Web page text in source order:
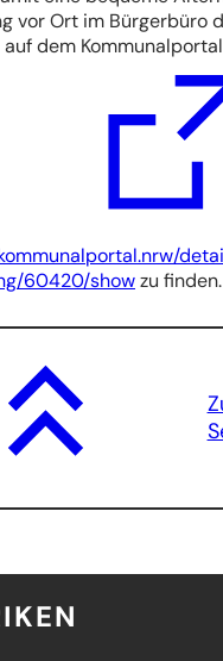
vor Ort im Bürgerbüro
dem
60420/showzu finden.